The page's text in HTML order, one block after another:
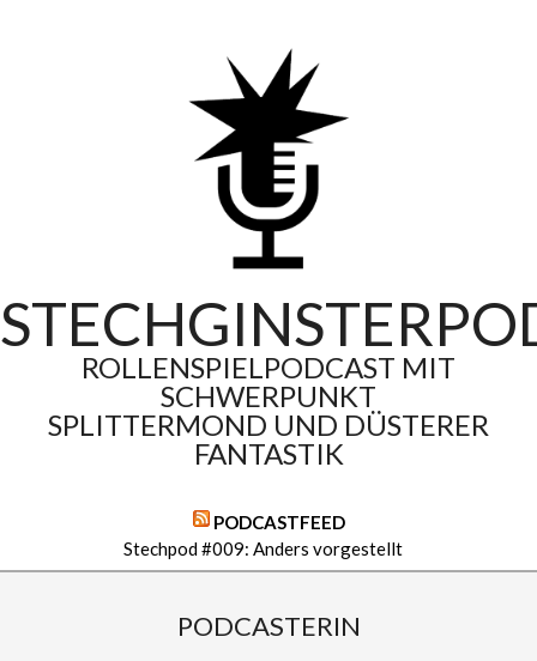
ROLLENSPIELPODCAST MIT
SCHWERPUNKT
SPLITTERMOND UND DÜSTERER
FANTASTIK
PODCASTFEED
Stechpod #009: Anders vorgestellt
PODCASTERIN